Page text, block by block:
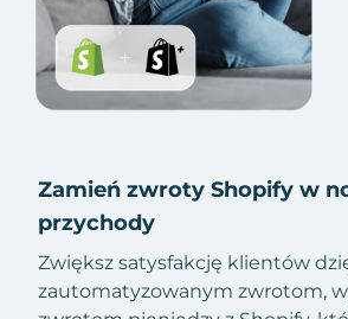
Zamień zwroty Shopify w
przychody
Zwiększ satysfakcję klientów
zautomatyzowanym zwrotom,